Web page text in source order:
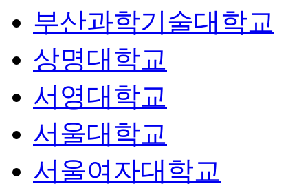
부산과학기술대학교
상명대학교
서영대학교
서울대학교
서울여자대학교